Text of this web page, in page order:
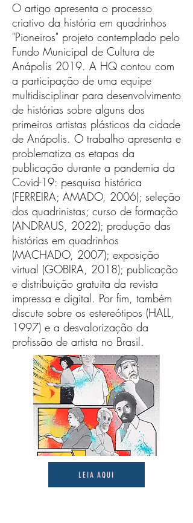
O artigo apresenta o processo
criativo da história em quadrinhos
"Pioneiros" projeto contemplado pelo
Fundo Municipal de Cultura de
Anápolis 2019. A HQ contou com
a participação de uma equipe
multidisciplinar para desenvolvimento
de histórias sobre alguns dos
primeiros artistas plásticos da cidade
de Anápolis. O trabalho apresenta e
problematiza as etapas da
publicação durante a pandemia da
Covid-19: pesquisa histórica
(FERREIRA; AMADO, 2006); seleção
dos quadrinistas; curso de formação
(ANDRAUS, 2022); produção das
histórias em quadrinhos
(MACHADO, 2007); exposição
virtual (GOBIRA, 2018); publicação
e distribuição gratuita da revista
impressa e digital. Por fim, também
discute sobre os estereótipos (HALL,
1997) e a desvalorização da
profissão de artista no Brasil.
LEIA AQUI